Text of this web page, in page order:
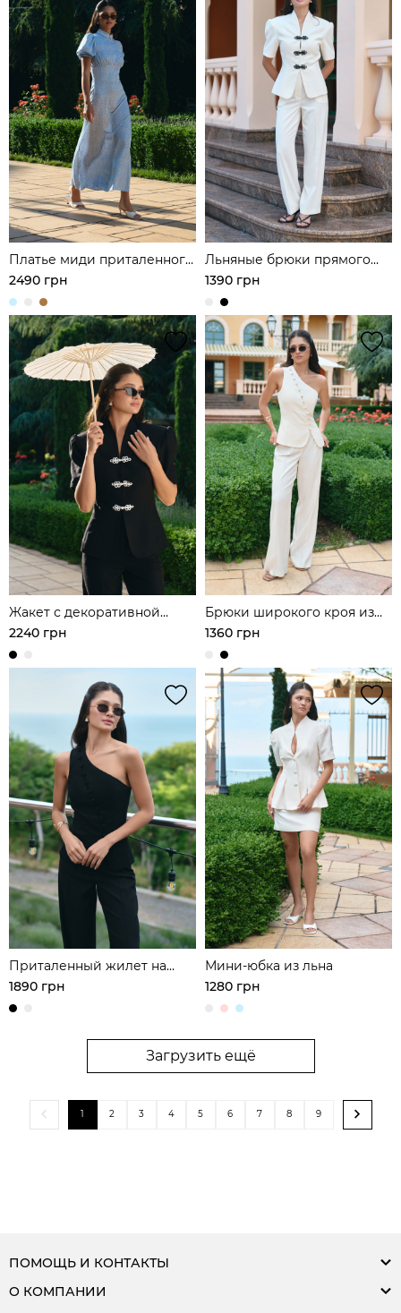
Платье миди приталенного
кроя
2490 грн
Льняные брюки прямого
кроя
1390 грн
Жакет с декоративной
застежкой в азиатском
стиле из льна
2240 грн
Брюки широкого кроя из
льняной ткани
1360 грн
Приталенный жилет на
одно плечо
1890 грн
Мини-юбка из льна
1280 грн
Загрузить ещё
1 2 3 4 5 6 7 8 9
ПОМОЩЬ И КОНТАКТЫ
О КОМПАНИИ